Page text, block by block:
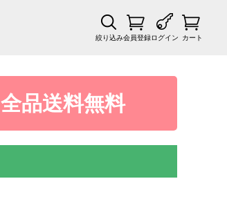
絞り込み会員登録ログイン カート
品送料無料